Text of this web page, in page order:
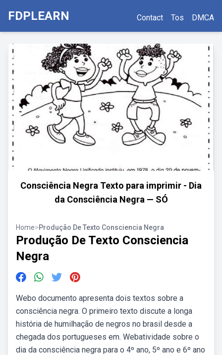
FDPLEARN Contact Tos DMCA
Consciência Negra Texto para imprimir - Dia
da Consciência Negra — SÓ
Home>Produção De Texto Consciencia Negra
Produção De Texto Consciencia
Negra
Webo documento apresenta dois textos sobre a
consciência negra. O primeiro texto discute a longa
história de humilhação de negros no brasil desde a
chegada dos portugueses em. Webatividade sobre o
dia da consciência negra para o 4º ano, 5º ano e 6º ano